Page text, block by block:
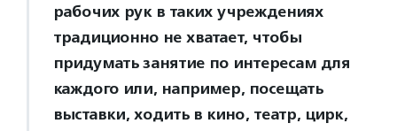
рабочих рук в таких учреждениях
традиционно не хватает, чтобы
придумать занятие по интересам для
каждого или, например, посещать
выставки, ходить в кино, театр, цирк,